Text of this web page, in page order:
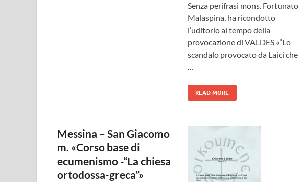
Senza perifrasi mons. Fortunato
Malaspina, ha ricondotto
l’uditorio al tempo della
provocazione di VALDES «”Lo
scandalo provocato da Laici che
…
READ MORE
Messina – San Giacomo
m. «Corso base di
ecumenismo -“La chiesa
ortodossa-greca”»